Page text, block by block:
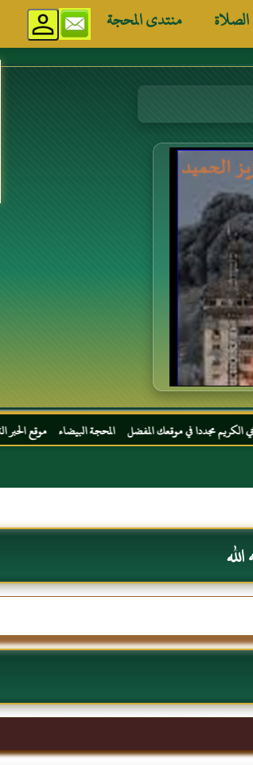
منتدى المحجة
موقعك المفضل المحجة البيضاء موقع الحبر الترجمان الزاهد